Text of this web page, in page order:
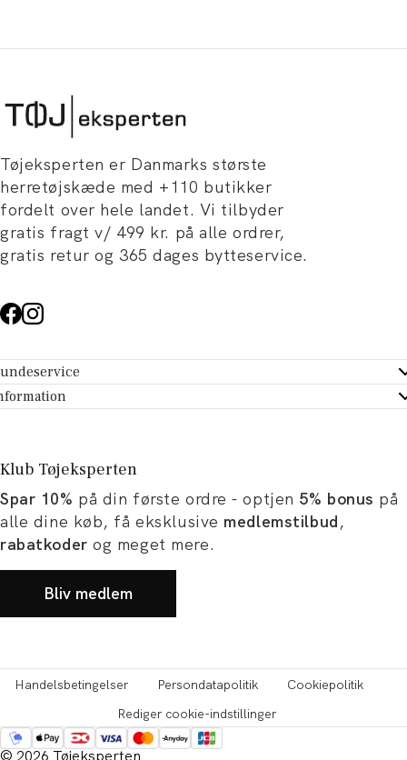
Tøjeksperten er Danmarks største
herretøjskæde med +110 butikker
fordelt over hele landet. Vi tilbyder
gratis fragt v/ 499 kr. på alle ordrer,
gratis retur og 365 dages bytteservice.
- Hjælpecenter
dit køb
Tøjeksperten
og artikler
og karriere
Klub Tøjeksperten
Spar 10% på din første ordre - optjen 5% bonus på
alle dine køb, få eksklusive medlemstilbud,
rabatkoder og meget mere.
Bliv medlem
Handelsbetingelser Persondatapolitik
Cookiepolitik
Rediger cookie-indstillinger
© 2026 Tøjeksperten